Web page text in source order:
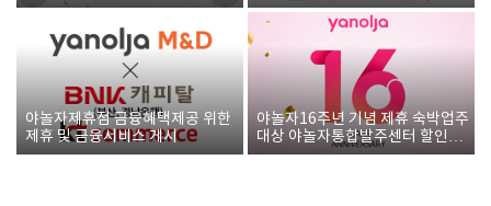
야놀자제휴점 금융혜택제공 위한
제휴 및 금융서비스 게시
야놀자16주년 기념 제휴 숙박업주
대상 야놀자통합발주센터 할인쿠
폰 증정